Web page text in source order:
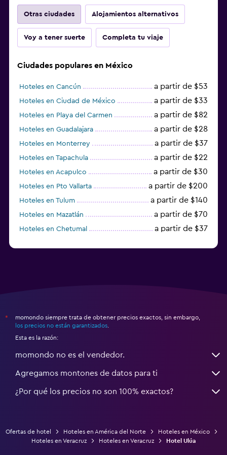
Otras ciudades Alojamientos alternativos
Voy a tener suerte Completa tu viaje
Ciudades populares en México
Hoteles en Cancún a partir de $53
Hoteles en Ciudad de México a partir de $33
Hoteles en Playa del Carmen a partir de $82
Hoteles en Guadalajara a partir de $28
Hoteles en Monterrey a partir de $37
Hoteles en Tapachula a partir de $22
Hoteles en Acapulco a partir de $30
Hoteles en Pto Vallarta a partir de $200
Hoteles en Tulum a partir de $140
Hoteles en Mazatlán a partir de $70
Hoteles en Chetumal a partir de $37
*
momondo siempre trata de obtener precios exactos, sin embargo,
los precios no están garantizados
Esta es la razón:
momondo no es el vendedor.
Agregamos montones de datos para ti
¿Por qué los precios no son 100% exactos?
Ofertas de hotel Hoteles en América del Norte
Hoteles en México
Hoteles en Veracruz
Hoteles en Veracruz Hotel Ulúa